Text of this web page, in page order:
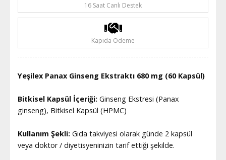
16 Saat Canlı Destek
Kapıda Ödeme
Yeşilex Panax Ginseng Ekstraktı 680 mg (60 Kapsül)
Bitkisel Kapsül İçeriği: Ginseng Ekstresi (Panax
ginseng), Bitkisel Kapsül (HPMC)
Kullanım Şekli: Gıda takviyesi olarak günde 2 kapsül
veya doktor / diyetisyeninizin tarif ettiği şekilde.